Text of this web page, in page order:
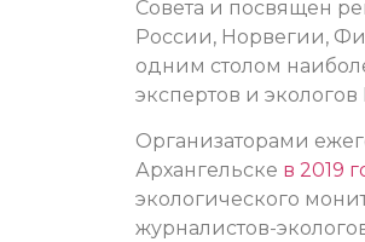
Совета и посвящен
России, Норвегии,
одним столом
экспертов и
Организаторами
Архангельске в 2019
экологического
журналистов-